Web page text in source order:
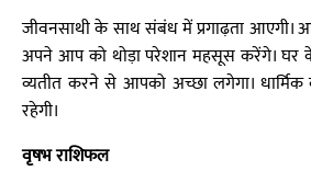
जीवनसाथी के साथ संबंध में प्रगाढ़ता
अपने आप को थोड़ा परेशान महसूस करेंगे। घर
व्यतीत करने से आपको अच्छा लगेगा।
रहेगी।
वृषभ राशिफल